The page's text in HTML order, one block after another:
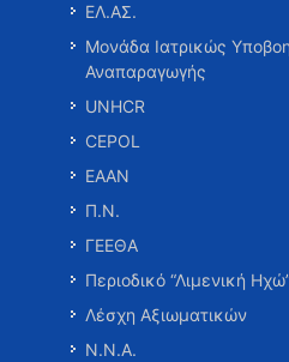
ΕΛ.ΑΣ.
Μονάδα Ιατρικώς
Αναπαραγωγής
UNHCR
CEPOL
ΕΑΑΝ
Π.Ν.
ΓΕΕΘΑ
Περιοδικό “Λιμενική
Λέσχη Αξιωματικών
Ν.Ν.Α.